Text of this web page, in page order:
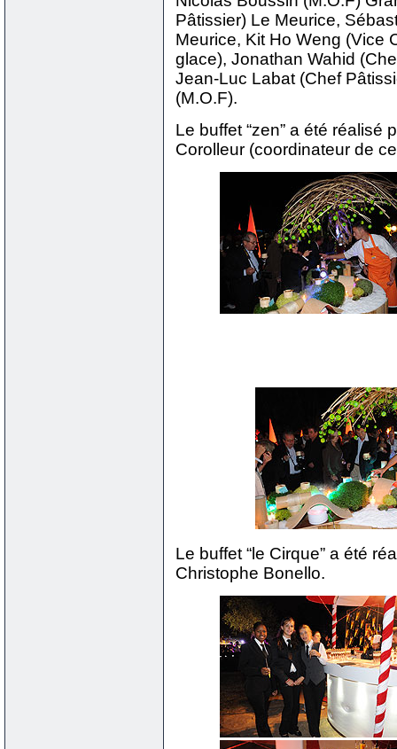
Pâtissier) Le Meurice,
Meurice, Kit Ho Weng (Vice
glace), Jonathan Wahid
Jean-Luc Labat (Chef
(M.O.F).
Le buffet “zen” a été réalisé
Corolleur (coordinateur de
Le buffet “le Cirque” a été
Christophe Bonello.